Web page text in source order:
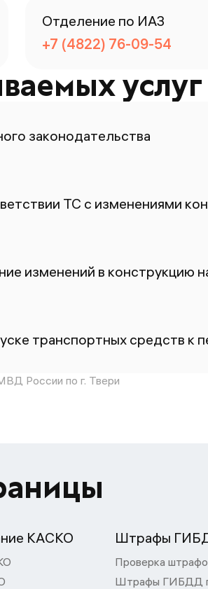
Отделение по ИАЗ
+7 (4822) 76-09-54
услуг
законодательства
ТС с изменениями
изменений в конструкцию
транспортных средств к
России по г. Твери
КАСКО Штрафы
Проверка
Штрафы ГИБДД